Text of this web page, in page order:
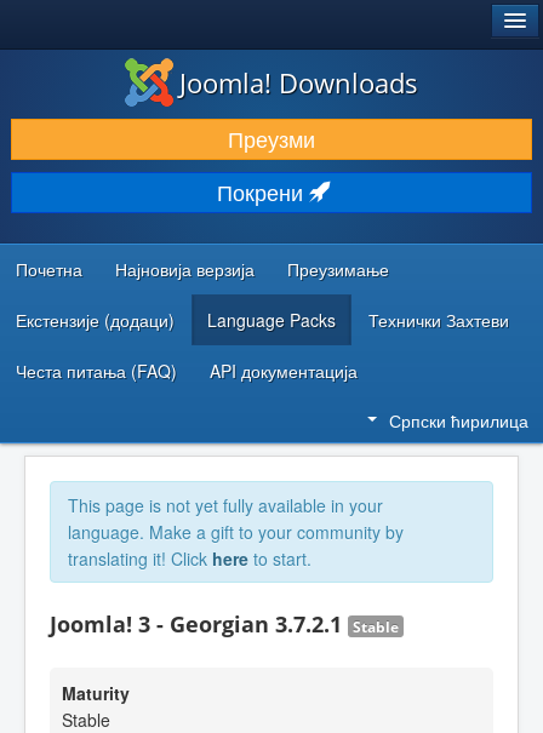
ПРЕУЗИМАЊЕ И ПРОШИРЕЊА (ЕКСТЕНЗИЈЕ)
ОТКРИЈТЕ И НАУЧИТЕ
ЗАЈЕДНИЦА И ПОДРШКА
РЕСУРСИ ЗА РАЗВОЈ
Joomla! Downloads
Преузми
Покрени
Почетна Најновија верзија Преузимање
Екстензије (додаци) Language Packs Технички Захтеви
Честа питања (FAQ) API документација
Српски ћирилица
This page is not yet fully available in your
language. Make a gift to your community by
translating it! Click here to start.
Joomla! 3 - Georgian 3.7.2.1 Stable
Maturity
Stable